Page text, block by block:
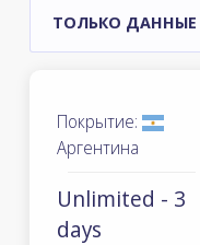
ТОЛЬКО ДАННЫЕ
Покрытие:
Аргентина
Unlimited - 3
days